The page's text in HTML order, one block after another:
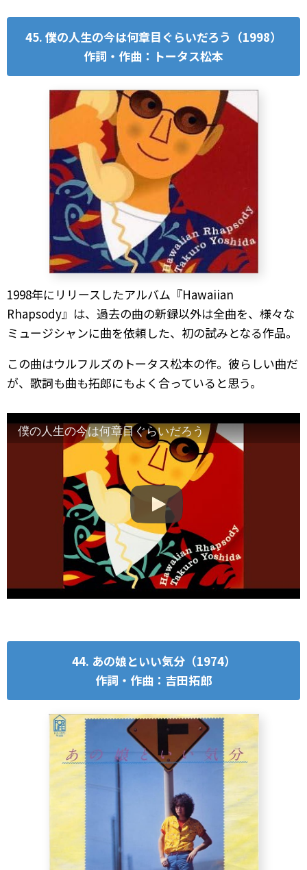
45. 僕の人生の今は何章目ぐらいだろう（1998）
作詞・作曲：トータス松本
1998年にリリースしたアルバム『Hawaiian
Rhapsody』は、過去の曲の新録以外は全曲を、様々な
ミュージシャンに曲を依頼した、初の試みとなる作品。
この曲はウルフルズのトータス松本の作。彼らしい曲だ
が、歌詞も曲も拓郎にもよく合っていると思う。
僕の人生の今は何章目ぐらいだろう
44. あの娘といい気分（1974）
作詞・作曲：吉田拓郎